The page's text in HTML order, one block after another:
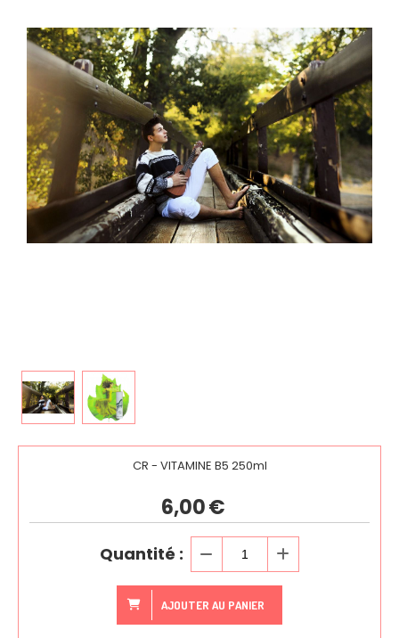
CR - VITAMINE B5 250ml
6,00€
Quantité :
AJOUTER AU PANIER